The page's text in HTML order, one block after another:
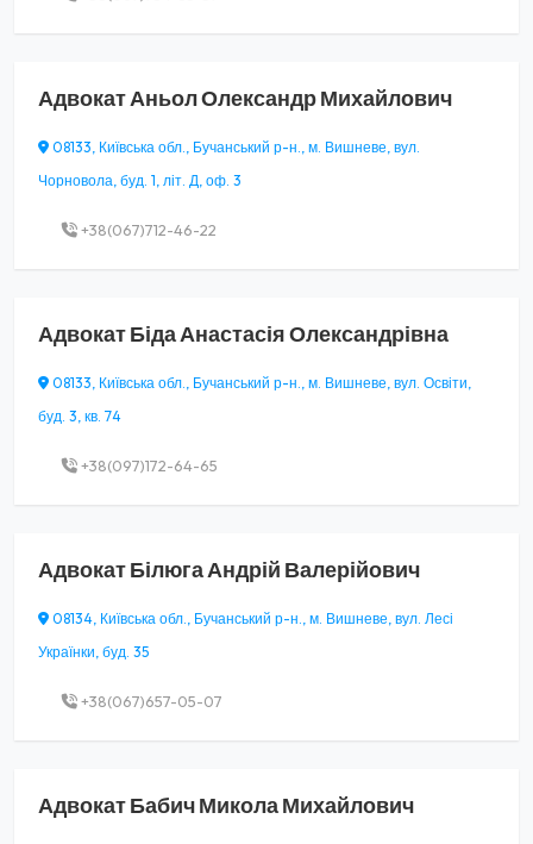
АдвокатАньол Олександр Михайлович
08133, Київська обл., Бучанський р-н., м. Вишневе, вул.
Чорновола, буд. 1, літ. Д, оф. 3
+38(067)712-46-22
АдвокатБіда Анастасія Олександрівна
08133, Київська обл., Бучанський р-н., м. Вишневе, вул. Освіти,
буд. 3, кв. 74
+38(097)172-64-65
АдвокатБілюга Андрій Валерійович
08134, Київська обл., Бучанський р-н., м. Вишневе, вул. Лесі
Українки, буд. 35
+38(067)657-05-07
АдвокатБабич Микола Михайлович